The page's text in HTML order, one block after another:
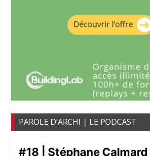
PAROLE D’ARCHI | LE PODCAST